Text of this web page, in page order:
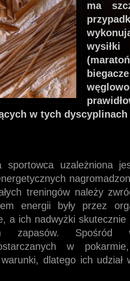
ma
w tych
sportowca uzależniona
treningów należy
energii były przez
a ich nadwyżki
zapasów. Spośród
w
dlatego ich